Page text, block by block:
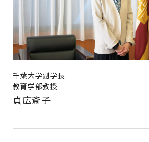
千葉大学副学長
教育学部教授
貞広斎子